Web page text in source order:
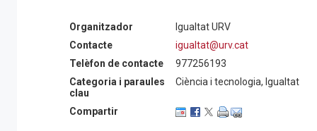
Organitzador
Igualtat URV
Contacte
igualtat@urv.cat
Telèfon de contacte
977256193
Categoria i paraules
clau
Ciència i tecnologia, Igualtat
Compartir